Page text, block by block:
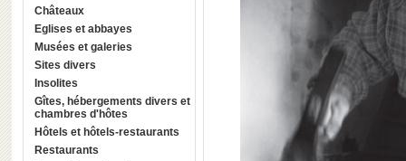
Châteaux
Eglises et abbayes
Musées et galeries
Sites divers
Insolites
Gîtes, hébergements divers et
chambres d'hôtes
Hôtels et hôtels-restaurants
Restaurants